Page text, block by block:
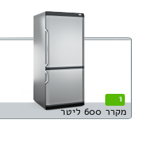
1
מקרר 600 ליטר